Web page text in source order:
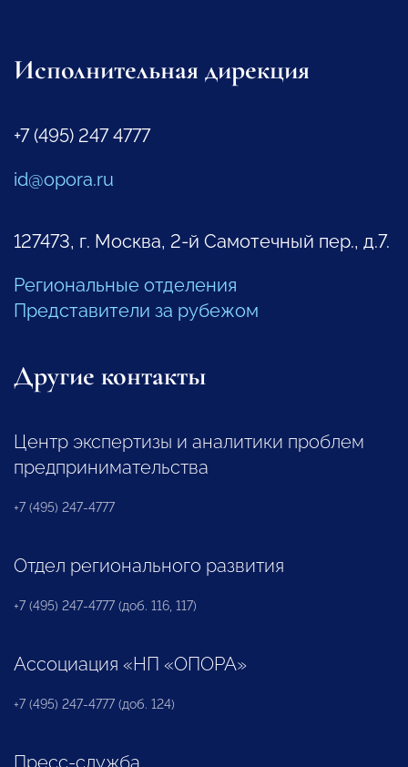
Исполнительная дирекция
+7 (495) 247 4777
id@opora.ru
127473, г. Москва, 2-й Самотечный пер., д.7.
Региональные отделения
Представители за рубежом
Другие контакты
Центр экспертизы и аналитики проблем
предпринимательства
+7 (495) 247-4777
Отдел регионального развития
+7 (495) 247-4777 (доб. 116, 117)
Ассоциация «НП «ОПОРА»
+7 (495) 247-4777 (доб. 124)